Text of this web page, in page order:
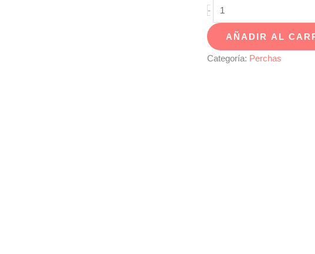
-
Percha
BALI
13101
AÑADIR AL
Categoría: Perchas